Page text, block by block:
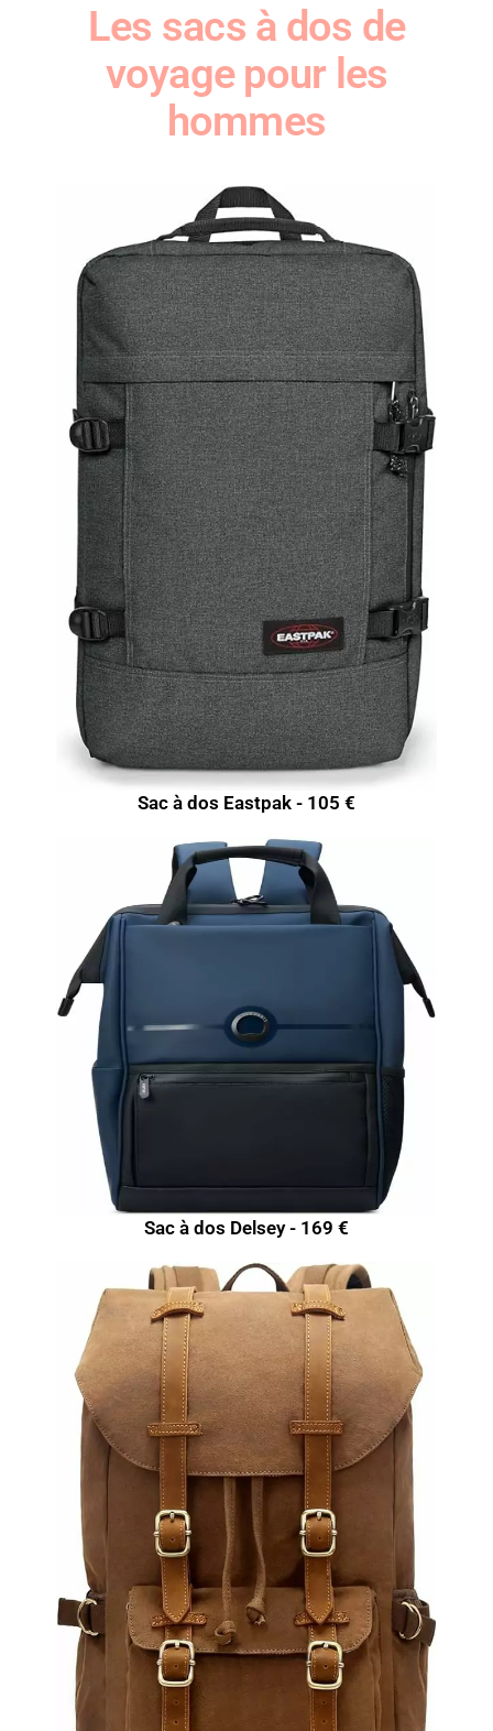
Les sacs à dos de
voyage pour les
hommes
Sac à dos Eastpak - 105 €
Sac à dos Delsey - 169 €